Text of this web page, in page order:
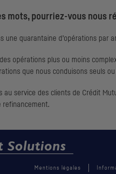
mots, pourriez-vous nous
une quarantaine d’opérations par
opérations plus ou moins
que nous conduisons seuls
au service des clients de Crédit
refinancement.
Mentions légales